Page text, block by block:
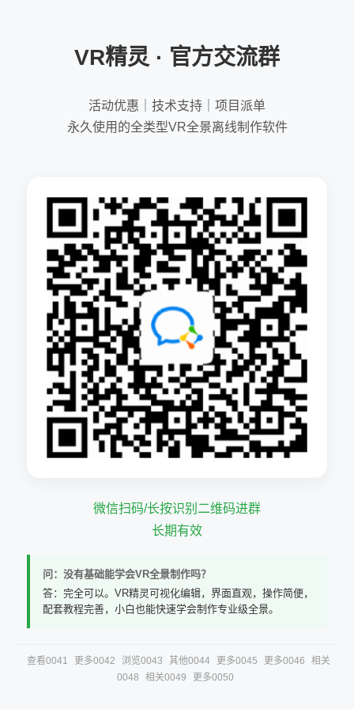
VR精灵 · 官方交流群
活动优惠｜技术支持｜项目派单
永久使用的全类型VR全景离线制作软件
微信扫码/长按识别二维码进群
长期有效
问：没有基础能学会VR全景制作吗？
答：完全可以。VR精灵可视化编辑，界面直观，操作简便，
配套教程完善，小白也能快速学会制作专业级全景。
查看0041 更多0042 浏览0043 其他0044 更多0045 更多0046
相关
0048
相关0049 更多0050